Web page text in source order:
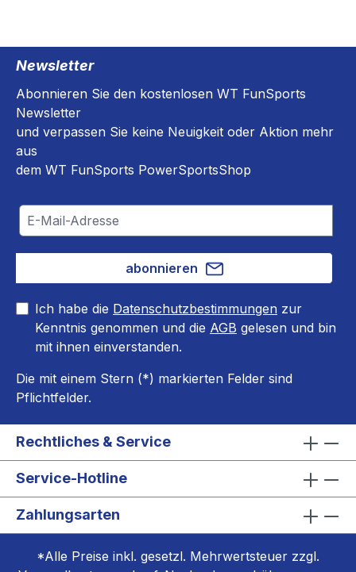
Newsletter
Abonnieren Sie den kostenlosen WT FunSports
Newsletter
und verpassen Sie keine Neuigkeit oder Aktion mehr
aus
dem WT FunSports PowerSportsShop
abonnieren
Ich habe die Datenschutzbestimmungen zur
Kenntnis genommen und die AGB gelesen und bin
mit ihnen einverstanden.
Die mit einem Stern (*) markierten Felder sind
Pflichtfelder.
Rechtliches & Service
Service-Hotline
Zahlungsarten
*Alle Preise inkl. gesetzl. Mehrwertsteuer zzgl.